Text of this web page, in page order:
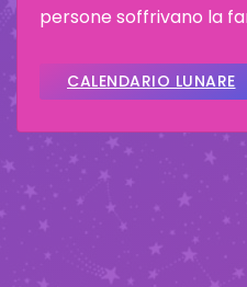
persone soffrivano la
CALENDARIO LUNARE